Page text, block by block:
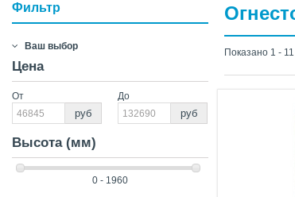
Показано 1 -
Фильтр
Ваш выбор
Цена
От
руб
До
руб
Высота (мм)
0 - 1960